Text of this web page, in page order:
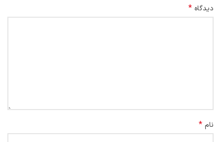
دیدگاه *
نام *